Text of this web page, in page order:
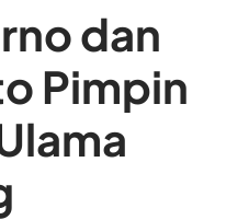
dan
Pimpin